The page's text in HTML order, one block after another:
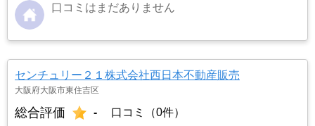
口コミはまだありません
センチュリー２１株式会社西日本不動産販売
大阪府大阪市東住吉区
総合評価 - 口コミ（0件）